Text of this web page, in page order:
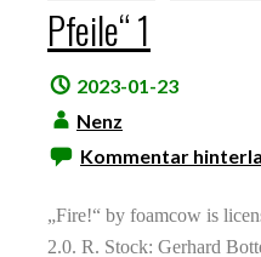
Pfeile“ 1
2023-01-23
Nenz
Kommentar
„Fire!“ by foamcow is
2.0. R. Stock: Gerhard